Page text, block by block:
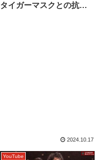
タイガーマスクとの抗
2024.10.17
YouTube